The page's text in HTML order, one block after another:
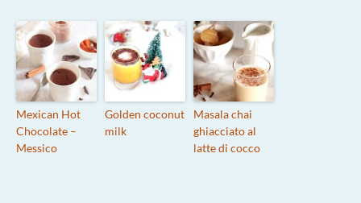
Mexican Hot
Chocolate –
Messico
Golden coconut
milk
Masala chai
ghiacciato al
latte di cocco